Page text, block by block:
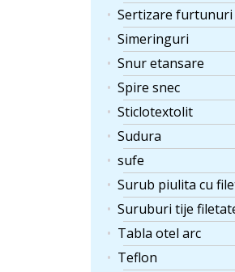
Sertizare furtunuri
Simeringuri
Snur etansare
Spire snec
Sticlotextolit
Sudura
sufe
Surub piulita cu
Suruburi tije
Tabla otel arc
Teflon